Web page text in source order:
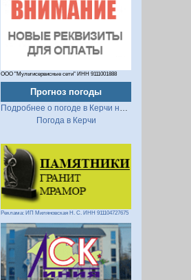
ООО "Мультисервисные сети" ИНН 9111001888
Прогноз погоды
Подробнее о погоде в Керчи на 2 недели
Погода в Керчи
Реклама: ИП Миляновская Н. С. ИНН 911104727675